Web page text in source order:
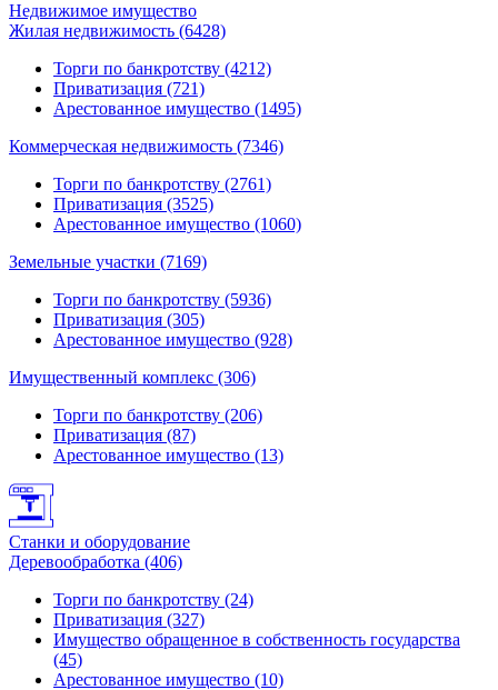
Недвижимое имущество
Жилая недвижимость (6428)
Торги по банкротству (4212)
Приватизация (721)
Арестованное имущество (1495)
Коммерческая недвижимость (7346)
Торги по банкротству (2761)
Приватизация (3525)
Арестованное имущество (1060)
Земельные участки (7169)
Торги по банкротству (5936)
Приватизация (305)
Арестованное имущество (928)
Имущественный комплекс (306)
Торги по банкротству (206)
Приватизация (87)
Арестованное имущество (13)
Станки и оборудование
Деревообработка (406)
Торги по банкротству (24)
Приватизация (327)
Имущество обращенное в собственность государства
(45)
Арестованное имущество (10)